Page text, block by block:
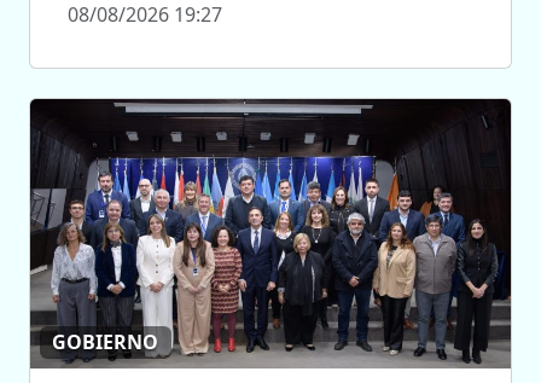
08/08/2026 19:27
GOBIERNO